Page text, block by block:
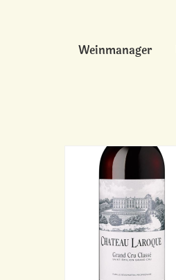
Weinmanager